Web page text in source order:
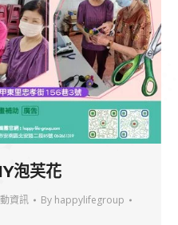
泡芙花
資訊 By happylifegroup